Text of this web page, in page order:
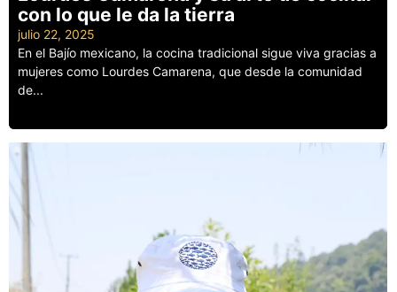
con lo que le da la tierra
julio 22, 2025
En el Bajío mexicano, la cocina tradicional sigue viva gracias a
mujeres como Lourdes Camarena, que desde la comunidad
de...